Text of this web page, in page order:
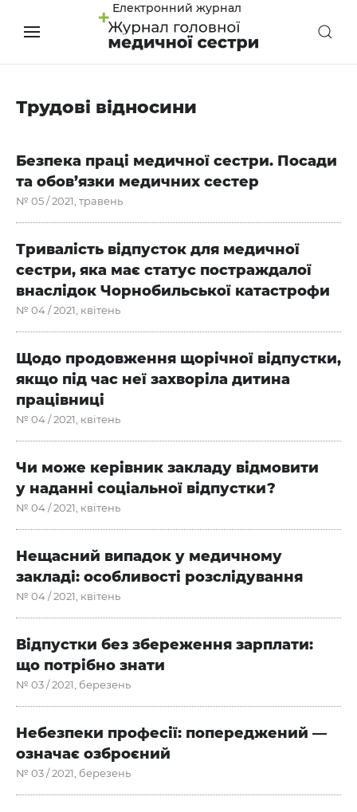
Електронний журнал
Трудові відносини
Безпека праці медичної сестри. Посади
та обов’язки медичних сестер
№ 05 / 2021, травень
Тривалість відпусток для медичної
сестри, яка має статус постраждалої
внаслідок Чорнобильської катастрофи
№ 04 / 2021, квітень
Щодо продовження щорічної відпустки,
якщо під час неї захворіла дитина
працівниці
№ 04 / 2021, квітень
Чи може керівник закладу відмовити
у наданні соціальної відпустки?
№ 04 / 2021, квітень
Нещасний випадок у медичному
закладі: особливості розслідування
№ 04 / 2021, квітень
Відпустки без збереження зарплати:
що потрібно знати
№ 03 / 2021, березень
Небезпеки професії: попереджений —
означає озброєний
№ 03 / 2021, березень